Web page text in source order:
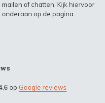
mailen of chatten. Kijk hiervoor
onderaan op de pagina.
op Google reviews